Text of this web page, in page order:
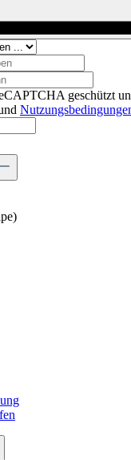
geschützt